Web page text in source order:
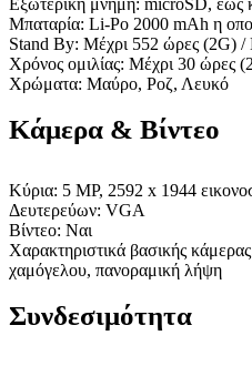
Εξωτερική μνήμη: microSD, έως
Μπαταρία: Li-Po 2000 mAh η
Stand By: Μέχρι 552 ώρες (2G)
Χρόνος ομιλίας: Μέχρι 30 ώρες
Χρώματα: Μαύρο, Ροζ, Λευκό
Κάμερα & Βίντεο
Κύρια: 5 MP, 2592 x 1944
Δευτερεύων: VGA
Βίντεο: Ναι
Χαρακτηριστικά βασικής
χαμόγελου, πανοραμική λήψη
Συνδεσιμότητα